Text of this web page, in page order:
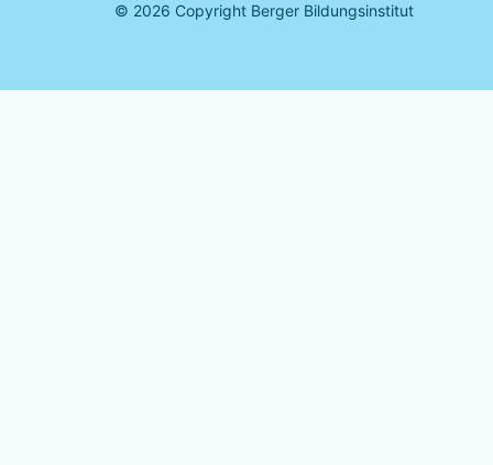
© 2026 Copyright Berger Bildungsinstitut